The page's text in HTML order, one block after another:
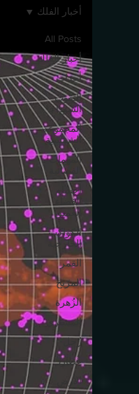
All Posts
أخبار الفلك
أحداث
الثقوب
السوداء
المجموعة
الشمسية
المهمات
الفضائية
أجسام
الفضاء
العميق
الكواكب
الخارجية
القمر
المرّيخ
الزُهرة
المشتري
زُحل
عُطارد
الأرض
أخبار الفلك